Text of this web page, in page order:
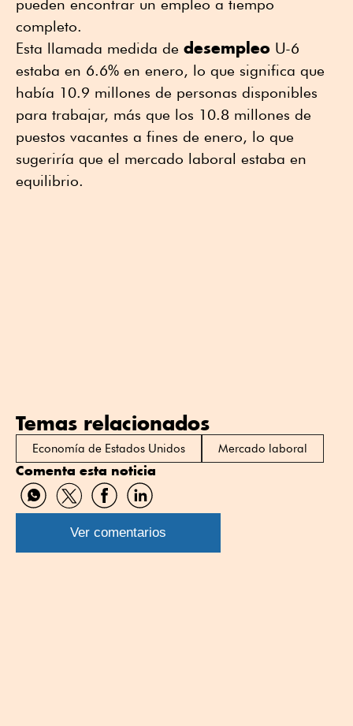
pueden encontrar un empleo a tiempo
completo.
Esta llamada medida de desempleo U-6
estaba en 6.6% en enero, lo que significa que
había 10.9 millones de personas disponibles
para trabajar, más que los 10.8 millones de
puestos vacantes a fines de enero, lo que
sugeriría que el mercado laboral estaba en
equilibrio.
Temas relacionados
Economía de Estados Unidos Mercado laboral
Comenta esta noticia
Compartir
por
WhatsApp
Compartir
por
Twitter
Compartir
por
Facebook
Compartir
por
Linkedin
Ver comentarios